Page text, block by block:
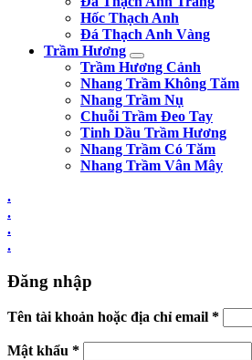
Hốc Thạch Anh
Đá Thạch Anh Vàng
Trầm Hương
Trầm Hương Cảnh
Nhang Trầm Không Tăm
Nhang Trầm Nụ
Chuỗi Trầm Đeo Tay
Tinh Dầu Trầm Hương
Nhang Trầm Có Tăm
Nhang Trầm Vân Mây
.
.
.
.
Đăng nhập
Tên tài khoản hoặc địa chỉ email *
Mật khẩu *